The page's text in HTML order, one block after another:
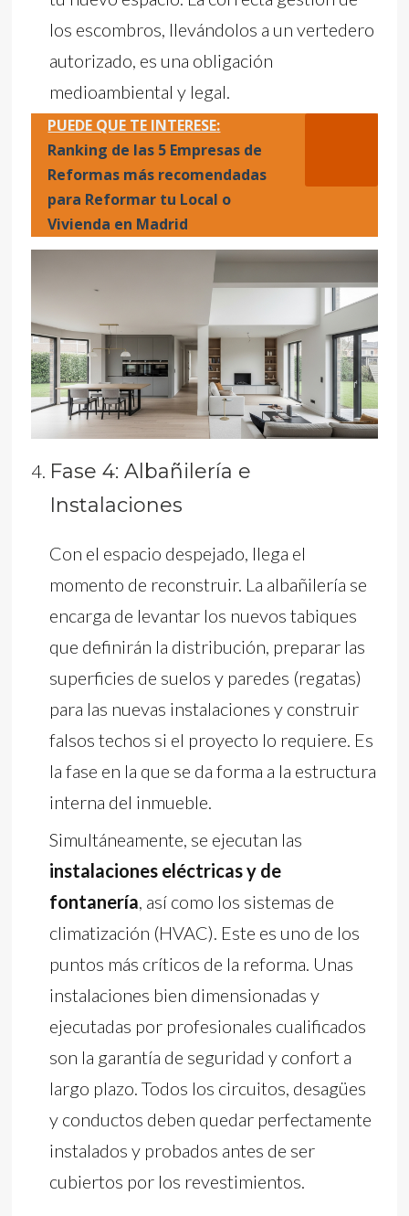
los escombros, llevándolos a un vertedero
autorizado, es una obligación
medioambiental y legal.
PUEDE QUE TE INTERESE:
Ranking de las 5 Empresas de
Reformas más recomendadas
para Reformar tu Local o
Vivienda en Madrid
Fase 4: Albañilería e
Instalaciones
Con el espacio despejado, llega el
momento de reconstruir. La albañilería se
encarga de levantar los nuevos tabiques
que definirán la distribución, preparar las
superficies de suelos y paredes (regatas)
para las nuevas instalaciones y construir
falsos techos si el proyecto lo requiere. Es
la fase en la que se da forma a la estructura
interna del inmueble.
Simultáneamente, se ejecutan las
instalaciones eléctricas y de
fontanería, así como los sistemas de
climatización (HVAC). Este es uno de los
puntos más críticos de la reforma. Unas
instalaciones bien dimensionadas y
ejecutadas por profesionales cualificados
son la garantía de seguridad y confort a
largo plazo. Todos los circuitos, desagües
y conductos deben quedar perfectamente
instalados y probados antes de ser
cubiertos por los revestimientos.